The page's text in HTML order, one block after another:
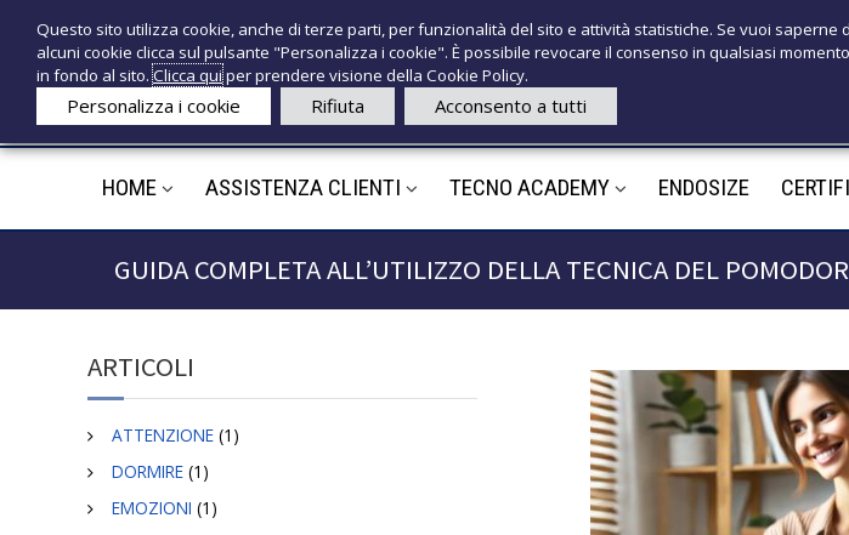
a
o
e
e
n
o
M
e
r
d
o
t
t
i
m
d
i
HOME ASSISTENZA CLIENTI TECNO ACADEMY ENDOSIZE
GUIDA COMPLETA ALL’UTILIZZO DELLA TECNICA DEL
ARTICOLI
ATTENZIONE (1)
DORMIRE (1)
EMOZIONI (1)
Questo sito utilizza cookie, anche di terze parti, per funzionalità del sito e attività statistiche. Se vuoi saperne
alcuni cookie clicca sul pulsante "Personalizza i cookie". È possibile revocare il consenso in qualsiasi
in fondo al sito.Clicca quiper prendere visione della Cookie Policy.
Personalizza i cookie Rifiuta Acconsento a tutti